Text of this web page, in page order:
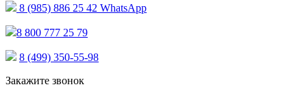
8 (985) 886 25 42 WhatsApp
8 800 777 25 79
8 (499) 350-55-98
Закажите звонок